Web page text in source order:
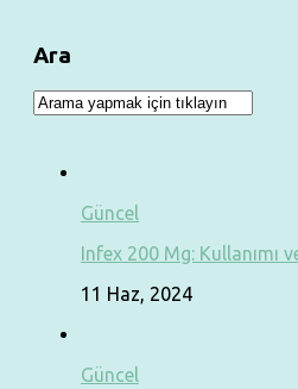
Ara
Güncel
Infex 200 Mg: Kullanımı
11 Haz, 2024
Güncel